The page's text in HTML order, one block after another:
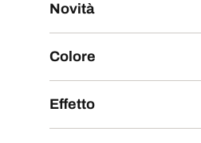
Novità
Colore
Effetto